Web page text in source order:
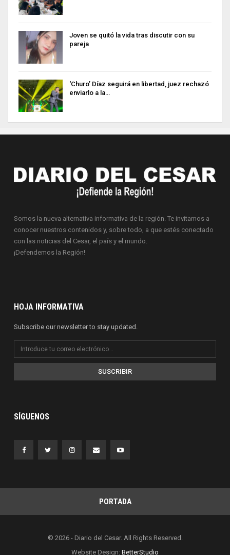
Joven se quitó la vida tras discutir con su
pareja
‘Churo’ Díaz seguirá en libertad, juez rechazó
enviarlo a la…
Somos la nueva alternativa informativa de la región. Te invitamos a
conocer nuestros contenidos y, sobre todo, a que estés conectado
con las noticias del Cesar, el país y el mundo.
¡Defendemos la Región!
HOJA INFORMATIVA
Subscribe our newsletter to stay updated.
SUSCRIBIR
SÍGUENOS
PORTADA
© 2026 - Diario del Cesar. All Rights Reserved.
Website Design: BetterStudio